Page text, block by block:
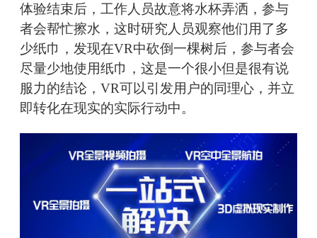
体验结束后，工作人员故意将水杯弄洒，参与
者会帮忙擦水，这时研究人员观察他们用了多
少纸巾，发现在VR中砍倒一棵树后，参与者会
尽量少地使用纸巾，这是一个很小但是很有说
服力的结论，VR可以引发用户的同理心，并立
即转化在现实的实际行动中。